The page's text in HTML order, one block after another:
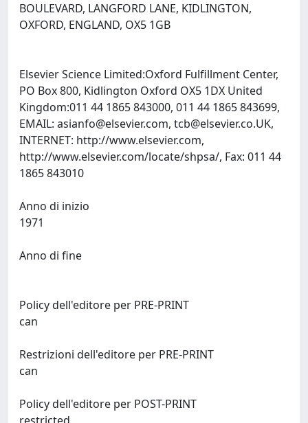
BOULEVARD, LANGFORD LANE, KIDLINGTON,
OXFORD, ENGLAND, OX5 1GB
Elsevier Science Limited:Oxford Fulfillment Center,
PO Box 800, Kidlington Oxford OX5 1DX United
Kingdom:011 44 1865 843000, 011 44 1865 843699,
EMAIL: asianfo@elsevier.com, tcb@elsevier.co.UK,
INTERNET: http://www.elsevier.com,
http://www.elsevier.com/locate/shpsa/, Fax: 011 44
Anno di inizio
Anno di fine
Policy dell'editore per PRE-PRINT
Restrizioni dell'editore per PRE-PRINT
Policy dell'editore per POST-PRINT